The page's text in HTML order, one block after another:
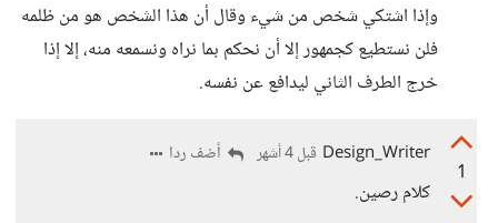
وإذا اشتكي شخص من شيء وقال أن هذا الشخص هو من ظلمه
فلن نستطيع كجمهور إلا أن نحكم بما نراه ونسمعه منه، إلا إذا
خرج الطرف الثاني ليدافع عن نفسه.
1
Design_Writer قبل 4 أشهر أضف ردا
كلام رصين.